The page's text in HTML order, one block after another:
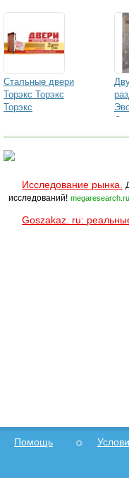
Стальные двери
Торэкс Торэкс
Торэкс
От
Исследование рынка.
исследований! megaresearch.ru
Goszakaz. ru:
Помощь